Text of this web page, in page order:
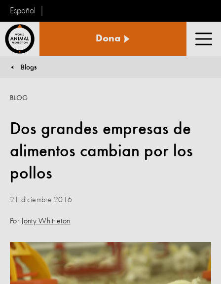
Español
Animal
Dona
You are here:
Blogs
Dos grandes empresas de
alimentos cambian por los
pollos
BLOG
21 diciembre 2016
Por Jonty Whittleton